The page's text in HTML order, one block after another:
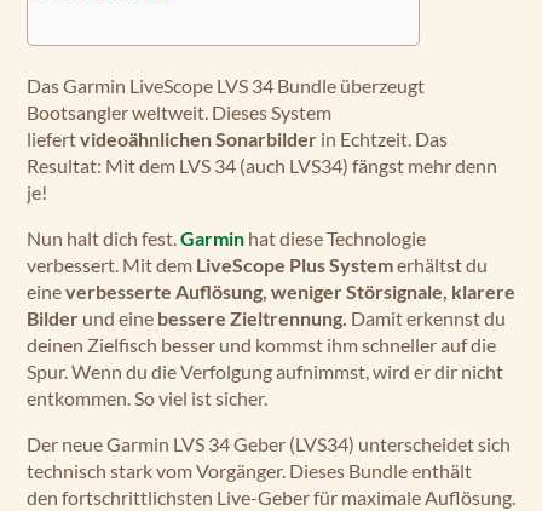
Das Garmin LiveScope LVS 34 Bundle überzeugt
Bootsangler weltweit. Dieses System
liefertvideoähnlichen Sonarbilder in Echtzeit. Das
Resultat: Mit dem LVS 34 (auch LVS34) fängst mehr denn
je!
Nun halt dich fest.Garmin hat diese Technologie
verbessert. Mit dem LiveScope Plus Systemerhältst du
eineverbesserte Auflösung, weniger Störsignale, klarere
Bilder und eine bessere Zieltrennung. Damit erkennst du
deinen Zielfisch besser und kommst ihm schneller auf die
Spur. Wenn du die Verfolgung aufnimmst, wird er dir nicht
entkommen. So viel ist sicher.
Der neue Garmin LVS 34 Geber (LVS34) unterscheidet sich
technisch stark vom Vorgänger. Dieses Bundle enthält
den fortschrittlichsten Live-Geber für maximale Auflösung.